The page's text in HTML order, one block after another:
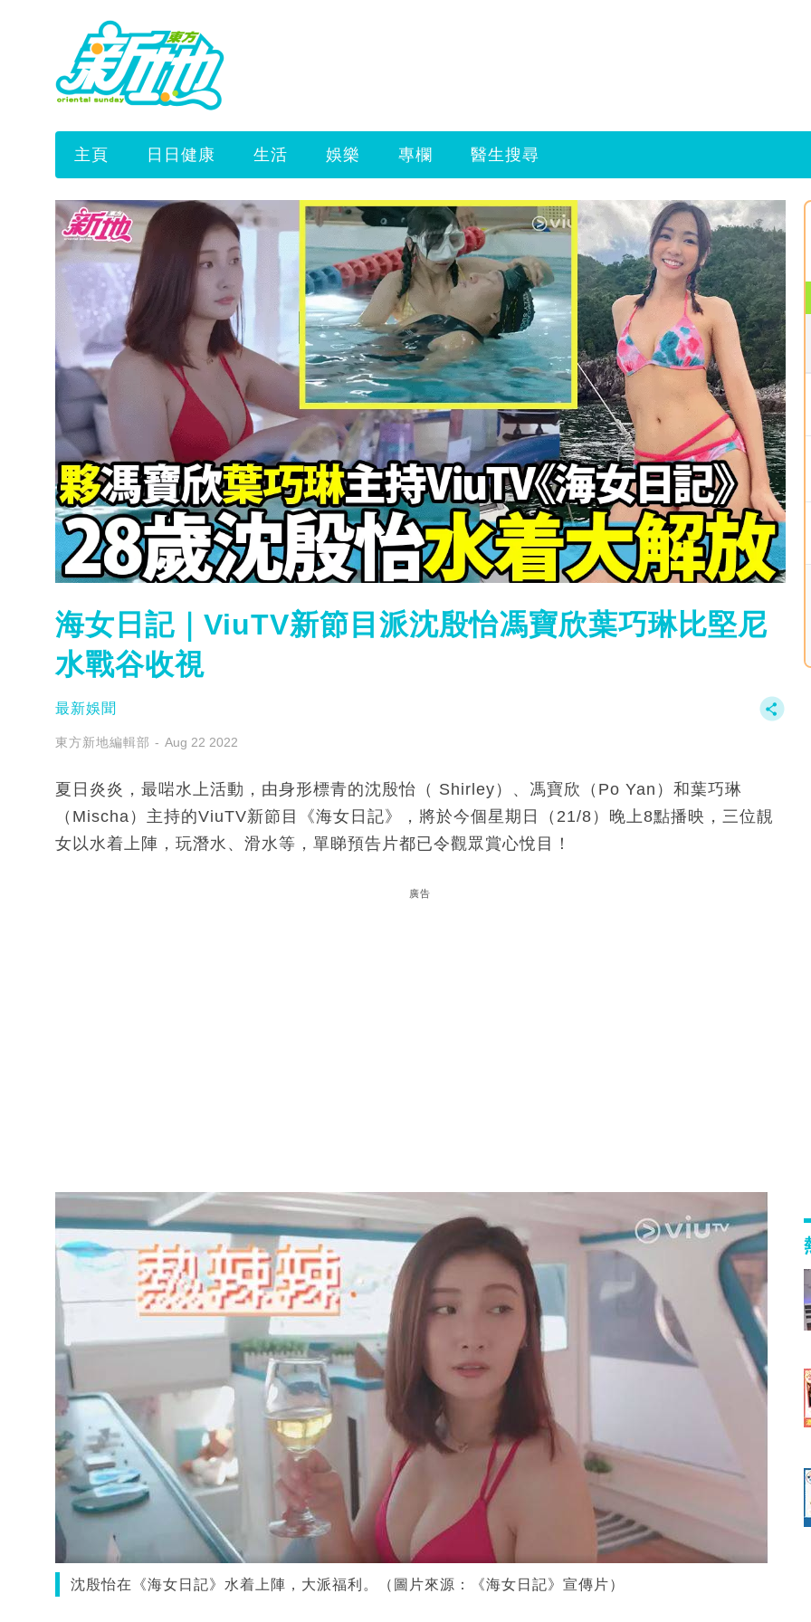
主頁 日日健康 生活 娛樂 專欄 醫生搜尋
海女日記｜ViuTV新節目派沈殷怡馮寶欣葉巧琳比堅尼
水戰谷收視
最新娛聞
東方新地編輯部 Aug 22 2022
夏日炎炎，最啱水上活動，由身形標青的沈殷怡（ Shirley）、馮寶欣（Po Yan）和葉巧琳
（Mischa）主持的ViuTV新節目《海女日記》，將於今個星期日（21/8）晚上8點播映，三位靚
女以水着上陣，玩潛水、滑水等，單睇預告片都已令觀眾賞心悅目！
廣告
沈殷怡在《海女日記》水着上陣，大派福利。（圖片來源：《海女日記》宣傳片）